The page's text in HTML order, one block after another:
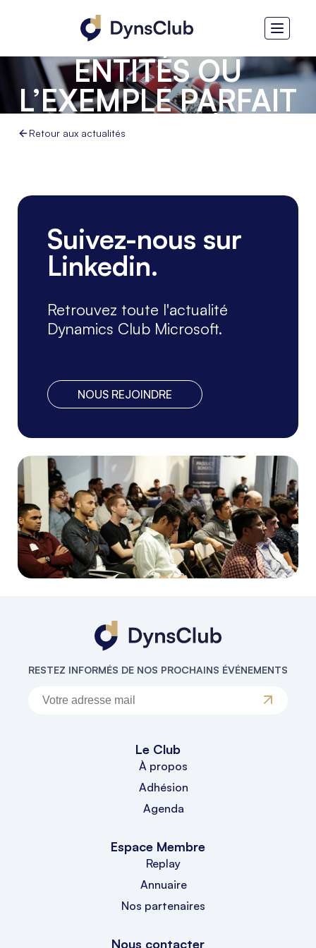
BUSINESS CENTRAL
SUR 24 MOIS ET 53
ENTITÉS OU
L’EXEMPLE PARFAIT
D’UN MODÈLE
ÉVOLUTIF
Retour aux actualités
Suivez-nous sur
Linkedin.
Retrouvez toute l'actualité
Dynamics Club Microsoft.
NOUS REJOINDRE
RESTEZ INFORMÉS DE NOS PROCHAINS ÉVÉNEMENTS
Le Club
À propos
Adhésion
Agenda
Espace Membre
Replay
Annuaire
Nos partenaires
Nous contacter